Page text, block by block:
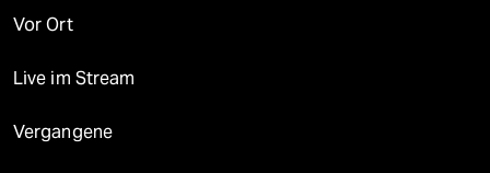
Vor Ort
Live im Stream
Vergangene